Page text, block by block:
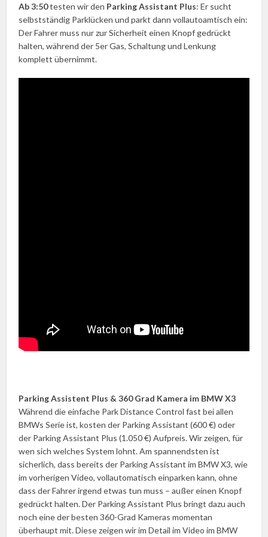
Ab 3:50testen wir den Parking Assistant Plus: Er sucht
selbstständig Parklücken und parkt dann vollautoamtisch ein:
Der Fahrer muss nur zur Sicherheit einen Knopf gedrückt
halten, während der 5er Gas, Schaltung und Lenkung
komplett übernimmt.
Parking Assistent Plus & 360 Grad Kamera im BMW X3
Während die einfache Park Distance Control fast bei allen
BMWs Serie ist, kosten der Parking Assistant (600 €) oder
der Parking Assistant Plus (1.050 €) Aufpreis. Wir zeigen, für
wen sich welches System lohnt. Am spannendsten ist
sicherlich, dass bereits der Parking Assistant im BMW X3, wie
im vorherigen Video, vollautomatisch einparken kann, ohne
dass der Fahrer irgend etwas tun muss – außer einen Knopf
gedrückt halten. Der Parking Assistant Plus bringt dazu auch
noch eine der besten 360-Grad Kameras momentan
überhaupt mit. Diese zeigen wir im Detail im Video im BMW